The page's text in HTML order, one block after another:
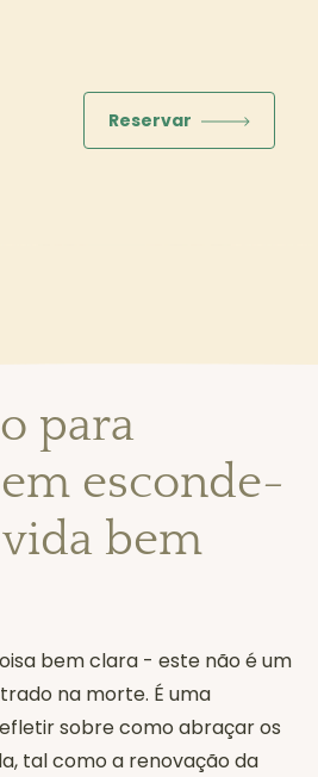
Reservar
para
esconde-
bem
bem clara - este não é um
na morte. É uma
sobre como abraçar os
tal como a renovação da